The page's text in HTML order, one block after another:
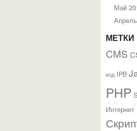
Май
МЕТКИ
CMS
код IPB
PHP
Интернет